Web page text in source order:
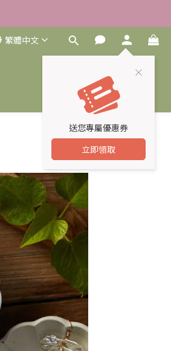
繁體中文
送您專屬優惠券
立即領取